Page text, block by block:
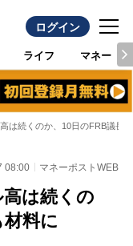
ログイン
ライフ マネー
は続くのか、10日のFRB議長
08:00 マネーポストWEB
高は続くの
料に